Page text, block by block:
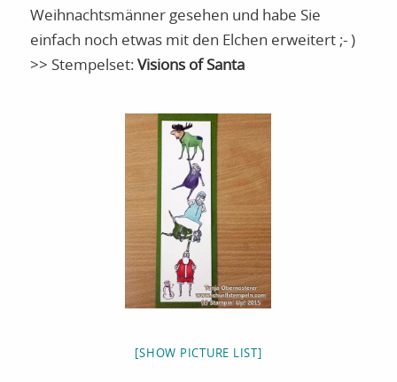
Weihnachtsmänner gesehen und habe Sie
einfach noch etwas mit den Elchen erweitert ;- )
>> Stempelset: Visions of Santa
[SHOW PICTURE LIST]